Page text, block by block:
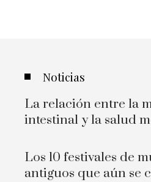
Noticias
La relación entre la
intestinal y la salud
Los 10 festivales de
antiguos que aún se